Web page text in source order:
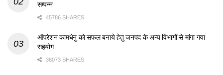
सम्पन्न
45786 SHARES
ऑपरेशन कामधेनु को सफल बनाये हेतु जनपद के अन्य विभागों से मांगा गया
सहयोग
38073 SHARES